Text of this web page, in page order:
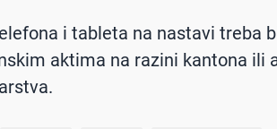
i tableta na nastavi treba
aktima na razini kantona ili